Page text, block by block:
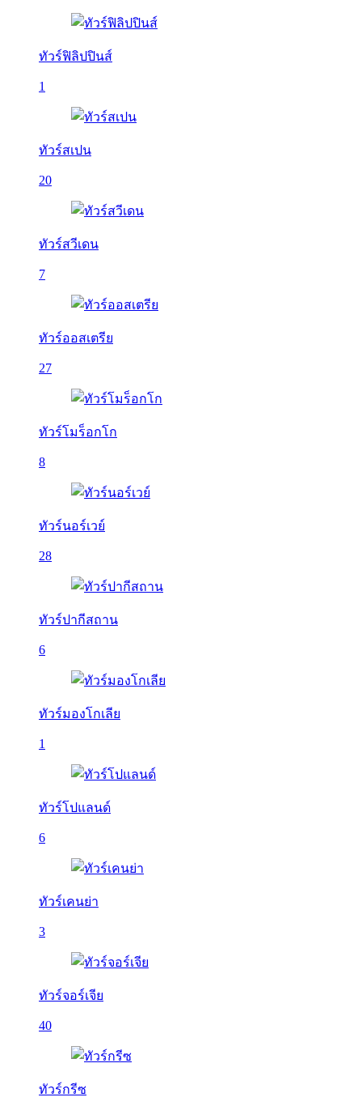
ทัวร์ฟิลิปปินส์
1
ทัวร์สเปน
20
ทัวร์สวีเดน
7
ทัวร์ออสเตรีย
27
ทัวร์โมร็อกโก
8
ทัวร์นอร์เวย์
28
ทัวร์ปากีสถาน
6
ทัวร์มองโกเลีย
1
ทัวร์โปแลนด์
6
ทัวร์เคนย่า
3
ทัวร์จอร์เจีย
40
ทัวร์กรีซ